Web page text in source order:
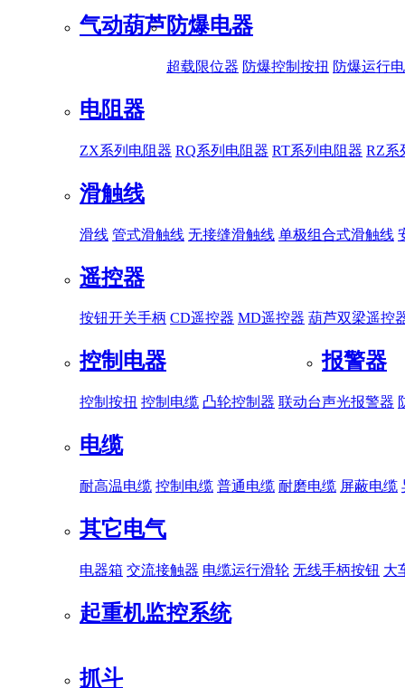
气动葫芦防爆电器
超载限位器 防爆控制按扭 防爆运行
电阻器
ZX系列电阻器 RQ系列电阻器 RT系列电阻器 RZ系
滑触线
滑线 管式滑触线 无接缝滑触线 单极组合式滑触线
遥控器
按钮开关手柄 CD遥控器 MD遥控器 葫芦双梁遥控
控制电器
控制按扭 控制电缆 凸轮控制器 联动台
报警器
声光报警器
电缆
耐高温电缆 控制电缆 普通电缆 耐磨电缆 屏蔽电缆
其它电气
电器箱 交流接触器 电缆运行滑轮 无线手柄按钮 大
起重机监控系统
抓斗